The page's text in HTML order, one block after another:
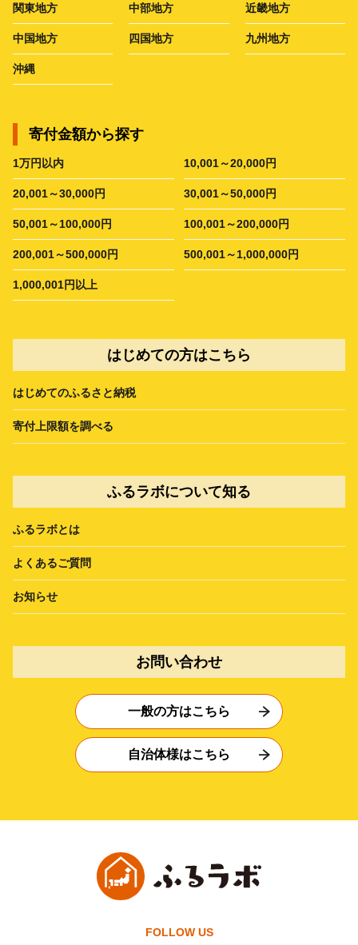
関東地方 中部地方 近畿地方
中国地方 四国地方 九州地方
沖縄
寄付金額から探す
1万円以内 10,001～20,000円
20,001～30,000円 30,001～50,000円
50,001～100,000円 100,001～200,000円
200,001～500,000円 500,001～1,000,000円
1,000,001円以上
はじめての方はこちら
はじめてのふるさと納税
寄付上限額を調べる
ふるラボについて知る
ふるラボとは
よくあるご質問
お知らせ
お問い合わせ
一般の方はこちら
自治体様はこちら
FOLLOW US